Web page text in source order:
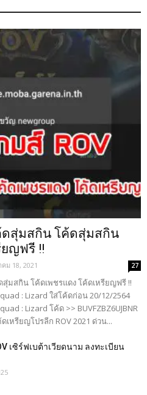
ดสุ่มสกิน โค้ดสุ่มสกิน
ญฟรี !!
ม 18, 2021 27
มสกิน โค้ดเพชรแดง โค้ดเหรียญฟรี !!
: Lizard ใส่โค้ดก่อน 20/12/2564
: Lizard โค้ด >> BUVFZBZ6UJBNR
หรียญโปรลีก ROV 2021 ด่วน...
เซิร์ฟเบต้าเวียดนาม ลงทะเบียน